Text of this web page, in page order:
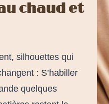
chaud et
silhouettes qui
: S’habiller
quelques